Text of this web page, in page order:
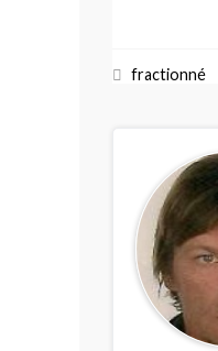
fractionné